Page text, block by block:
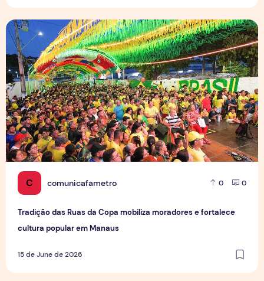
C comunicafametro 0 0
Tradição das Ruas da Copa mobiliza moradores e fortalece
cultura popular em Manaus
15 de June de 2026
Tradição das Ruas da Copa mobiliza moradores e